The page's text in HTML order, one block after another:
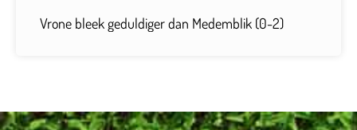
Vrone bleek geduldiger dan Medemblik (0-2)